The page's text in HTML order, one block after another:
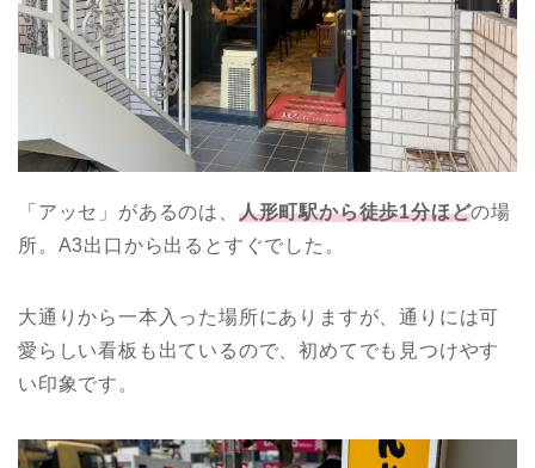
「アッセ」があるのは、 人形町駅から徒歩1分ほどの場
所。A3出口から出るとすぐでした。
大通りから一本入った場所にありますが、通りには可
愛らしい看板も出ているので、初めてでも見つけやす
い印象です。